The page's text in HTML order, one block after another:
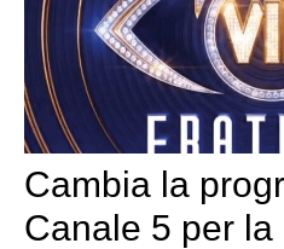
Cambia la
Canale 5 per la